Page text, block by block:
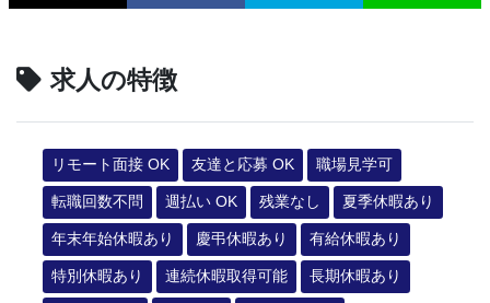
求人の特徴
リモート面接 OK 友達と応募 OK 職場見学可
転職回数不問 週払い OK 残業なし 夏季休暇あり
年末年始休暇あり 慶弔休暇あり 有給休暇あり
特別休暇あり 連続休暇取得可能 長期休暇あり